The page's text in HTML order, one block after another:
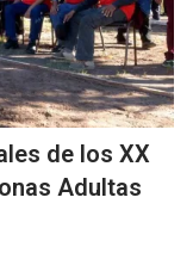
de los XX
Adultas